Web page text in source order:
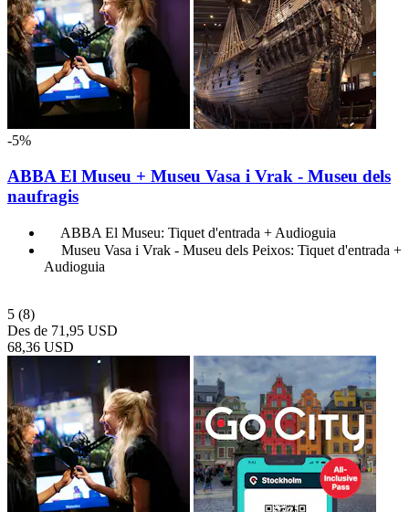
-5%
ABBA El Museu + Museu Vasa i Vrak - Museu dels
naufragis
ABBA El Museu: Tiquet d'entrada + Audioguia
Museu Vasa i Vrak - Museu dels Peixos: Tiquet d'entrada +
Audioguia
5 (8)
Des de 71,95 USD
68,36 USD